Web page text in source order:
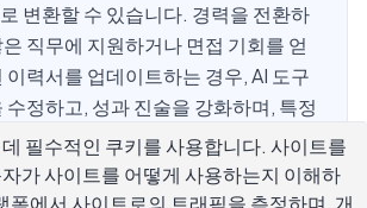
변환할 수 있습니다. 경력을 전환하
직무에 지원하거나 면접 기회를 얻
이력서를 업데이트하는 경우, AI 도구
수정하고, 성과 진술을 강화하며, 특정
게 이력서를 맞춤화하는 데 도움을
이 가이드는 AI 이력서 재작성기를 사
자에게 선택될 확률을 높이는 방법
필수적인 쿠키를 사용합니다. 사이트를
가 사이트를 어떻게 사용하는지 이해하
폼에서 사이트로의 트래픽을 측정하며, 개